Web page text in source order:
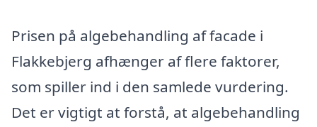
Prisen på algebehandling af facade i
Flakkebjerg afhænger af flere faktorer,
som spiller ind i den samlede vurdering.
Det er vigtigt at forstå, at algebehandling